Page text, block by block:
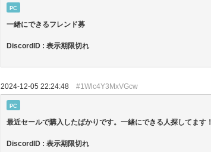
PC
一緒にできるフレンド募
DiscordID : 表示期限切れ
2024-12-05 22:24:48 #1Wlc4Y3MxVGcw
PC
最近セールで購入したばかりです。一緒にできる人探してます！
DiscordID : 表示期限切れ